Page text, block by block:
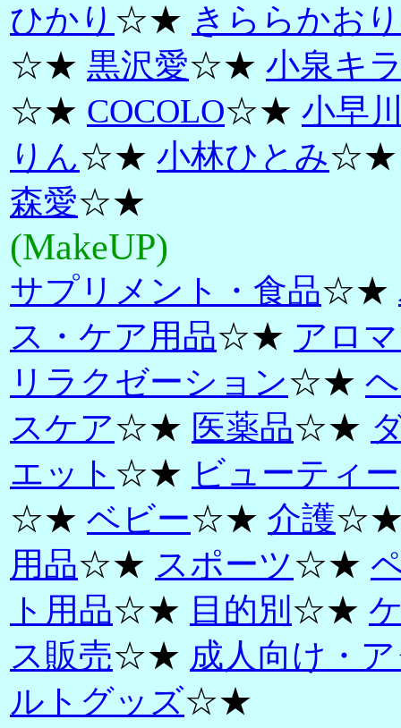
ひかり ☆★ きららかおり
☆★ 黒沢愛☆★ 小泉キ
☆★ COCOLO☆★ 小早
りん☆★ 小林ひとみ
森愛☆★
(MakeUP)
サプリメント・食品☆★
ス・ケア用品☆★ アロ
リラクゼーション☆★
スケア☆★ 医薬品☆★
エット ☆★ ビューティー
☆★ ベビー☆★ 介護
用品☆★ スポーツ☆★
ト用品☆★ 目的別 ☆★
ス販売☆★ 成人向け・
ルトグッズ☆★